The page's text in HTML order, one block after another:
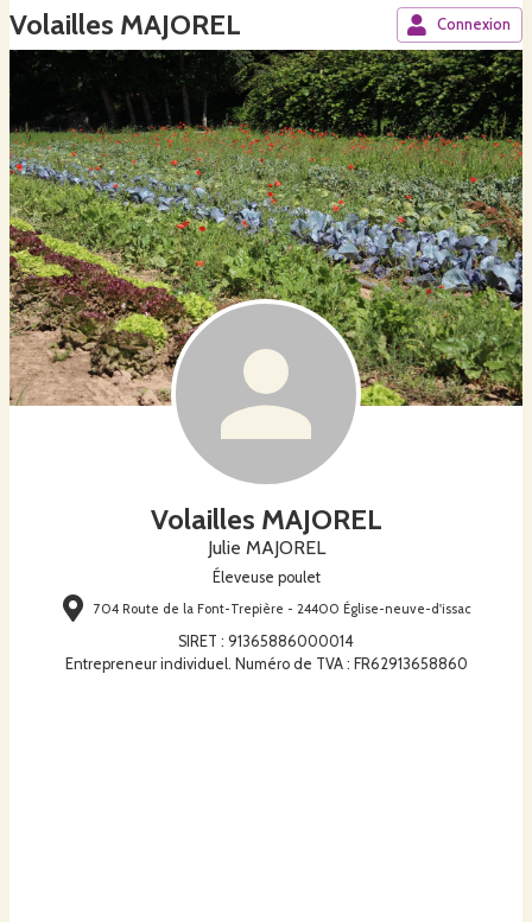
Volailles MAJOREL Connexion
Volailles MAJOREL
Julie MAJOREL
Éleveuse poulet
704 Route de la Font-Trepière - 24400 Église-neuve-d'issac
SIRET : 91365886000014
Entrepreneur individuel. Numéro de TVA : FR62913658860